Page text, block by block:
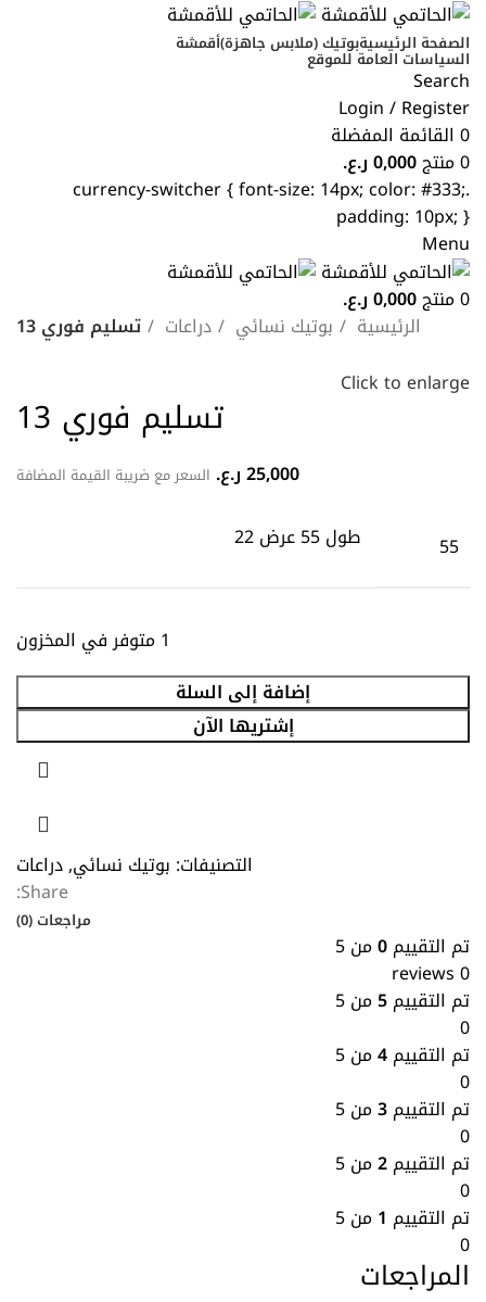
الصفحة الرئيسيةبوتيك (ملابس جاهزة)أقمشة
السياسات العامة للموقع
Search
Login / Register
0 القائمة المفضلة
0منتج0,000ر.ع.
.currency-switcher { font-size: 14px; color: #333;
padding: 10px; }
Menu
0منتج0,000ر.ع.
الرئيسية
بوتيك نسائي دراعات
تسليم فوري 13
Click to enlarge
تسليم فوري 13
25,000ر.ع. السعر مع ضريبة القيمة المضافة
55 طول 55 عرض 22
1 متوفر في المخزون
إضافة إلى السلة
إشتريها الآن
التصنيفات: بوتيك نسائي,دراعات
Share:
مراجعات (0)
تم التقييم0من 5
0 reviews
تم التقييم5من 5
0
تم التقييم4من 5
0
تم التقييم3من 5
0
تم التقييم2من 5
0
تم التقييم 1من 5
0
المراجعات